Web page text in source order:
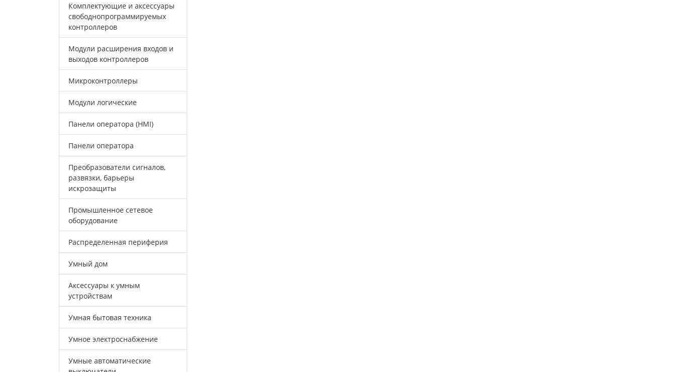
Комплектующие и аксессуары
свободнопрограммируемых
контроллеров
Модули расширения входов и
выходов контроллеров
Микроконтроллеры
Модули логические
Панели оператора (HMI)
Панели оператора
Преобразователи сигналов,
развязки, барьеры
искрозащиты
Промышленное сетевое
оборудование
Распределенная периферия
Умный дом
Аксессуары к умным
устройствам
Умная бытовая техника
Умное электроснабжение
Умные автоматические